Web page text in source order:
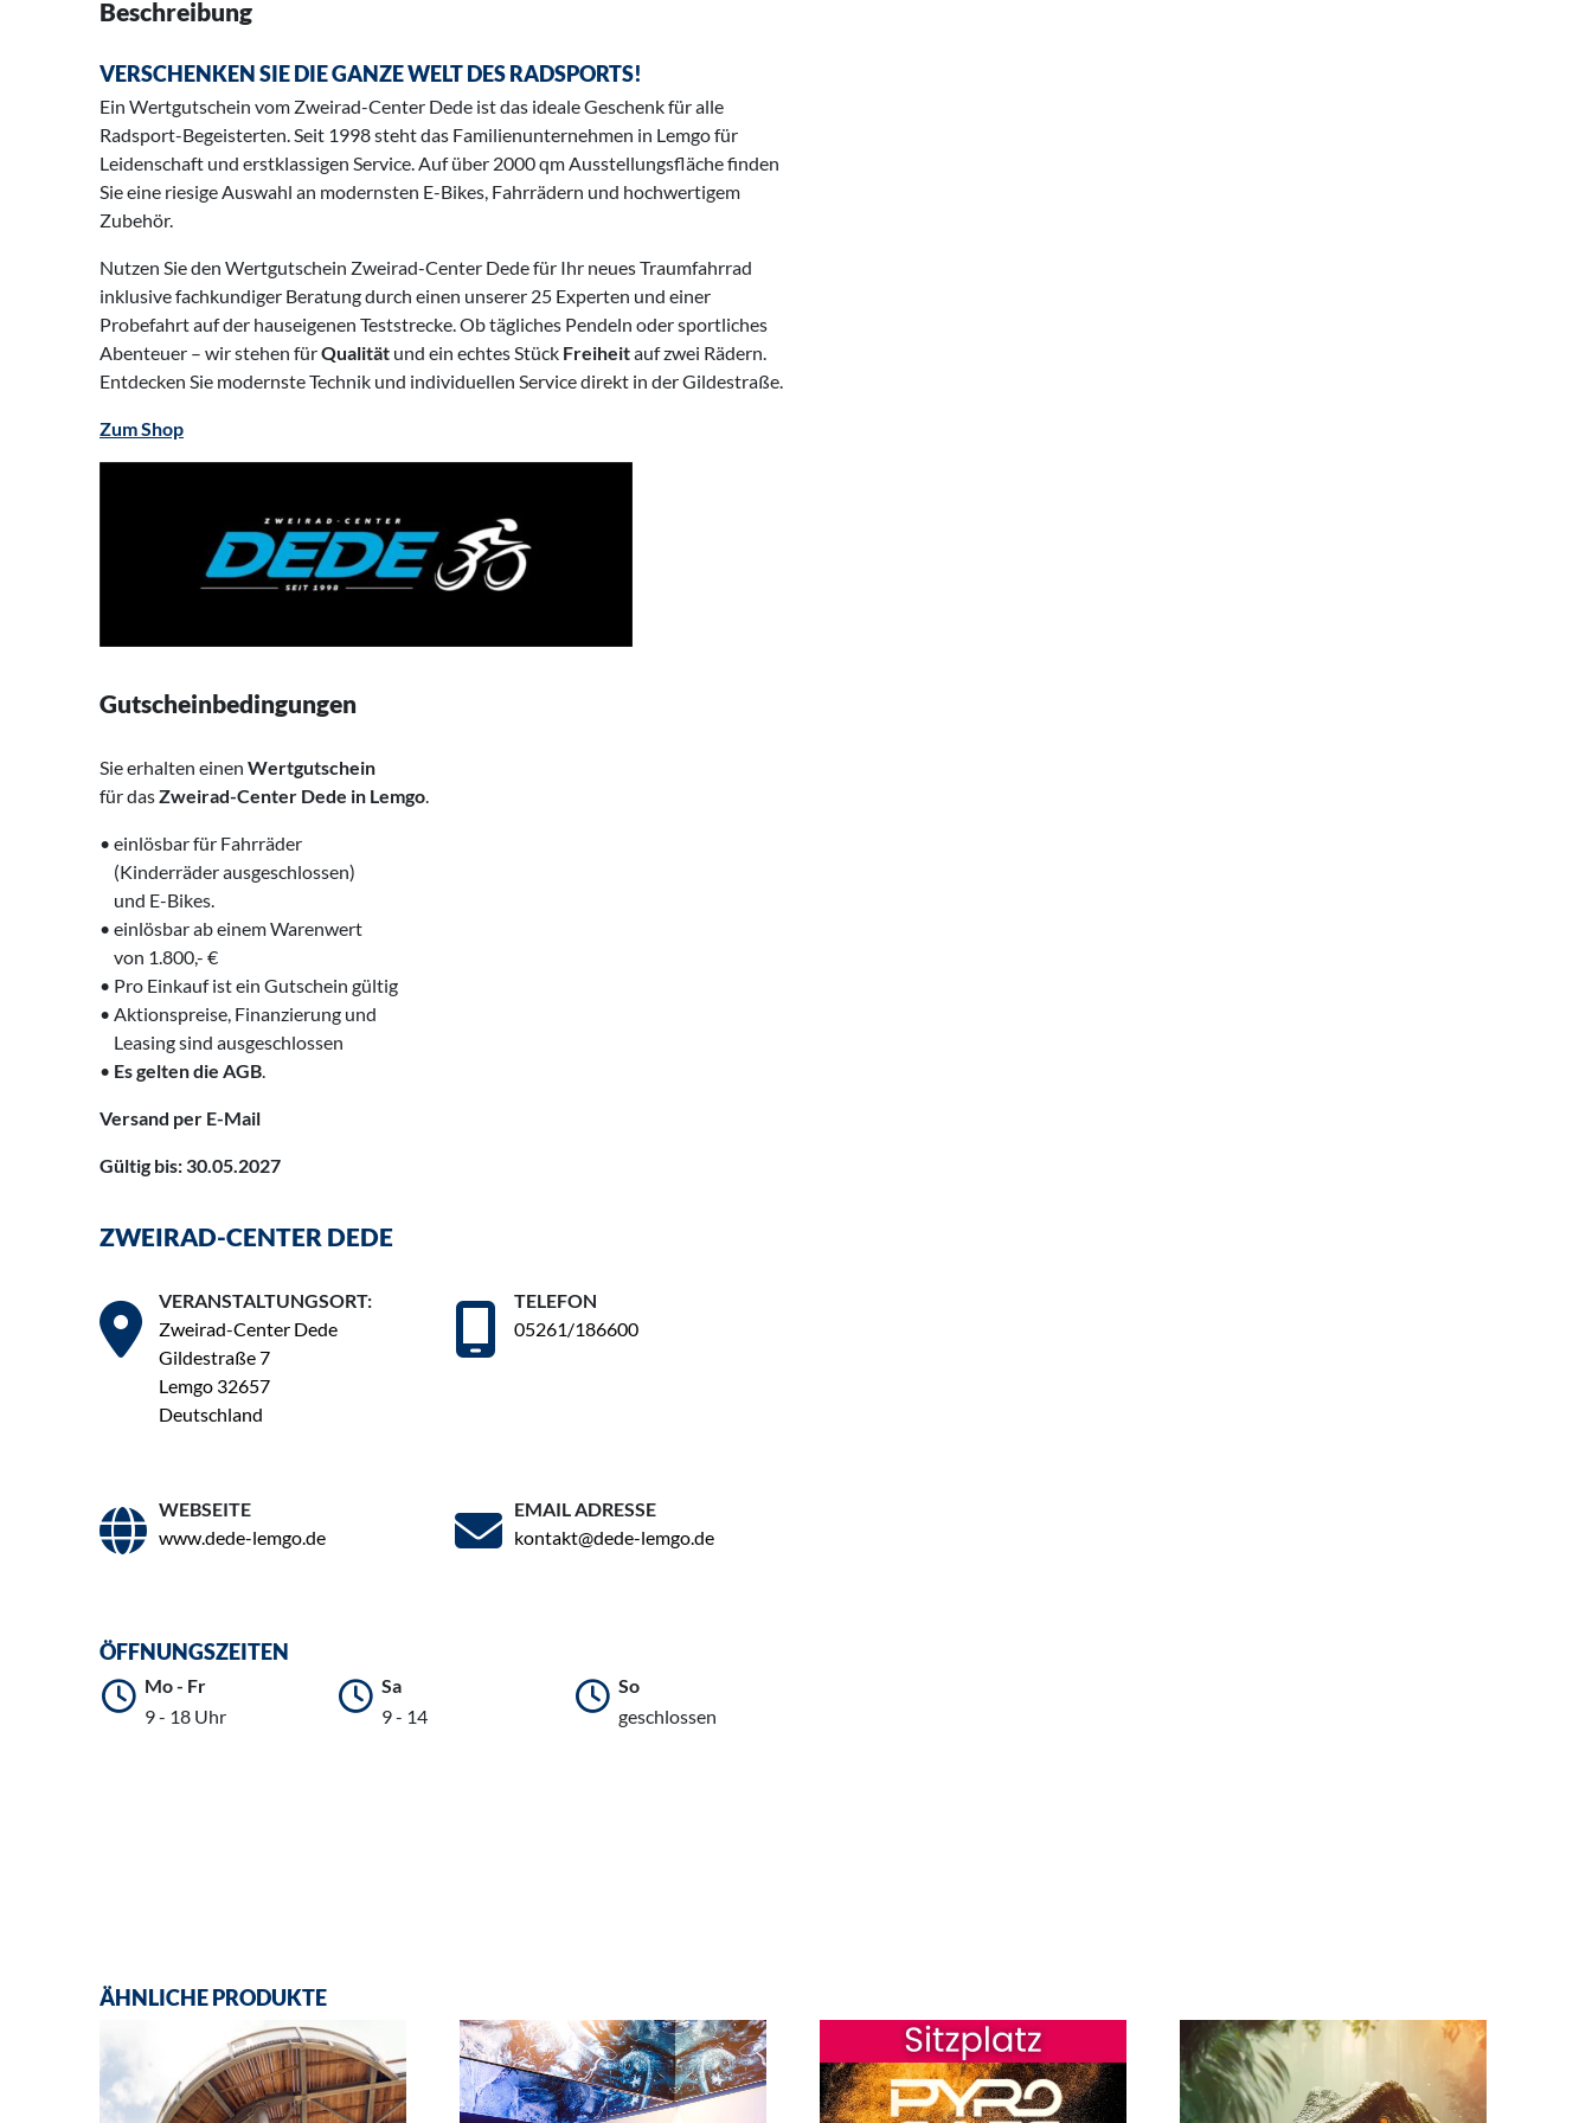
Beschreibung
VERSCHENKEN SIE DIE GANZE WELT DES RADSPORTS!
Ein Wertgutschein vom Zweirad-Center Dede ist das ideale Geschenk für alle
Radsport-Begeisterten. Seit 1998 steht das Familienunternehmen in Lemgo für
Leidenschaft und erstklassigen Service. Auf über 2000 qm Ausstellungsfläche finden
Sie eine riesige Auswahl an modernsten E-Bikes, Fahrrädern und hochwertigem
Zubehör.
Nutzen Sie den Wertgutschein Zweirad-Center Dede für Ihr neues Traumfahrrad
inklusive fachkundiger Beratung durch einen unserer 25 Experten und einer
Probefahrt auf der hauseigenen Teststrecke. Ob tägliches Pendeln oder sportliches
Abenteuer – wir stehen fürQualität und ein echtes Stück Freiheitauf zwei Rädern.
Entdecken Sie modernste Technik und individuellen Service direkt in der Gildestraße.
Zum Shop
Gutscheinbedingungen
Sie erhalten einen Wertgutschein
für dasZweirad-Center Dede in Lemgo.
• einlösbar für Fahrräder
‌ (Kinderräder ausgeschlossen)
‌ und E-Bikes.
• einlösbar ab einem Warenwert
‌ von 1.800,- €
• Pro Einkauf ist ein Gutschein gültig
• Aktionspreise, Finanzierung und
‌ Leasing sind ausgeschlossen
• Es gelten die AGB.
Versand per E-Mail
Gültig bis: 30.05.2027
ZWEIRAD-CENTER DEDE
VERANSTALTUNGSORT:
Zweirad-Center Dede
Gildestraße 7
Lemgo 32657
Deutschland
TELEFON
05261/186600
WEBSEITE
www.dede-lemgo.de
EMAIL ADRESSE
kontakt@dede-lemgo.de
ÖFFNUNGSZEITEN
Mo - Fr
9 - 18 Uhr
Sa
9 - 14
So
geschlossen
ÄHNLICHE PRODUKTE